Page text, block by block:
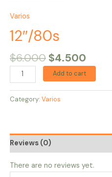
Varios
12″/80s
$6.000 $4.500
Add to cart
Category: Varios
Reviews (0)
There are no reviews yet.